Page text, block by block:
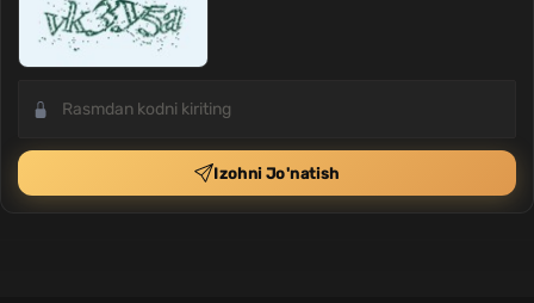
Izohni Jo'natish